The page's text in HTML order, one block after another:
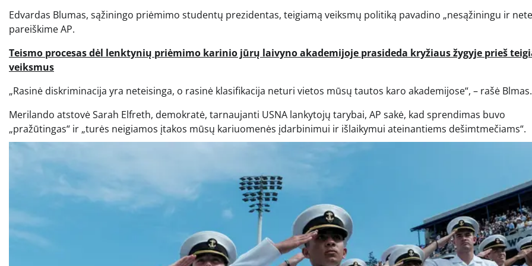
Edvardas Blumas, sąžiningo priėmimo studentų prezidentas, teigiamą veiksmų politiką pavadino „nesąžiningu ir
pareiškime AP.
Teismo procesas dėl lenktynių priėmimo karinio jūrų laivyno akademijoje prasideda kryžiaus žygyje prieš
veiksmus
„Rasinė diskriminacija yra neteisinga, o rasinė klasifikacija neturi vietos mūsų tautos karo akademijose“, – rašė Blmas.
Merilando atstovė Sarah Elfreth, demokratė, tarnaujanti USNA lankytojų tarybai, AP sakė, kad sprendimas buvo
„pražūtingas“ ir „turės neigiamos įtakos mūsų kariuomenės įdarbinimui ir išlaikymui ateinantiems dešimtmečiams“.